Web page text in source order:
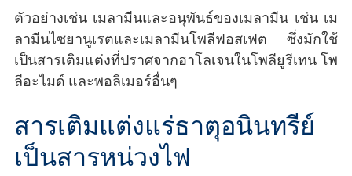
ตัวอย่างเช่น เมลามีนและอนุพันธ์ของเมลามีน เช่น เม
ลามีนไซยานูเรตและเมลามีนโพลีฟอสเฟต ซึ่งมักใช้
เป็นสารเติมแต่งที่ปราศจากฮาโลเจนในโพลียูรีเทน โพ
ลีอะไมด์ และพอลิเมอร์อื่นๆ
สารเติมแต่งแร่ธาตุอนินทรีย์
เป็นสารหน่วงไฟ